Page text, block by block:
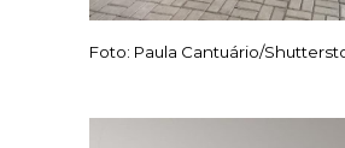
Foto: Paula Cantuário/